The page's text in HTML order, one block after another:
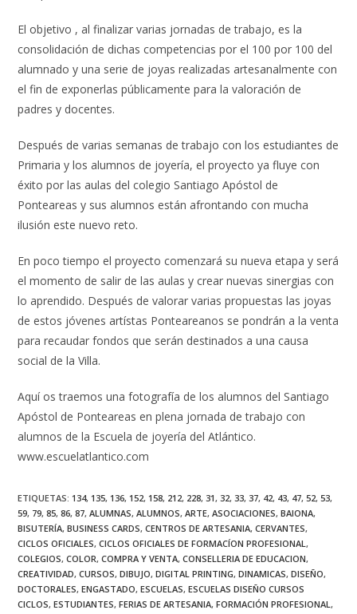
El objetivo , al finalizar varias jornadas de trabajo, es la
consolidación de dichas competencias por el 100 por 100 del
alumnado y una serie de joyas realizadas artesanalmente con
el fin de exponerlas públicamente para la valoración de
padres y docentes.
Después de varias semanas de trabajo con los estudiantes de
Primaria y los alumnos de joyería, el proyecto ya fluye con
éxito por las aulas del colegio Santiago Apóstol de
Ponteareas y sus alumnos están afrontando con mucha
ilusión este nuevo reto.
En poco tiempo el proyecto comenzará su nueva etapa y será
el momento de salir de las aulas y crear nuevas sinergias con
lo aprendido. Después de valorar varias propuestas las joyas
de estos jóvenes artístas Ponteareanos se pondrán a la venta
para recaudar fondos que serán destinados a una causa
social de la Villa.
Aquí os traemos una fotografía de los alumnos del Santiago
Apóstol de Ponteareas en plena jornada de trabajo con
alumnos de la Escuela de joyería del Atlántico.
www.escuelatlantico.com
ETIQUETAS: 134, 135, 136, 152, 158, 212, 228, 31 , 32, 33, 37, 42, 43, 47, 52, 53,
59, 79, 85, 86, 87, ALUMNAS, ALUMNOS, ARTE, ASOCIACIONES, BAIONA,
BISUTERÍA, BUSINESS CARDS, CENTROS DE ARTESANIA, CERVANTES,
CICLOS OFICIALES, CICLOS OFICIALES DE FORMACÍON PROFESIONAL ,
COLEGIOS, COLOR, COMPRA Y VENTA, CONSELLERIA DE EDUCACION,
CREATIVIDAD, CURSOS, DIBUJO, DIGITAL PRINTING, DINAMICAS, DISEÑO,
DOCTORALES, ENGASTADO, ESCUELAS, ESCUELAS DISEÑO CURSOS
CICLOS, ESTUDIANTES, FERIAS DE ARTESANIA, FORMACIÓN PROFESIONAL ,